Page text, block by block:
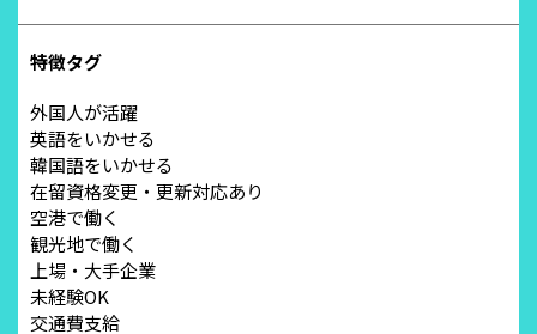
特徴タグ
外国人が活躍
英語をいかせる
韓国語をいかせる
在留資格変更・更新対応あり
空港で働く
観光地で働く
上場・大手企業
未経験OK
交通費支給